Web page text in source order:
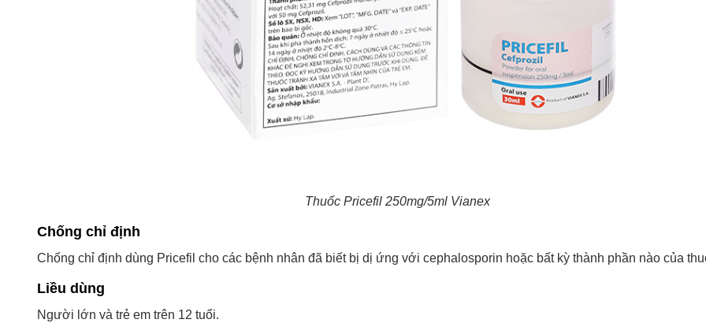
Thuốc Pricefil 250mg/5ml Vianex
Chống chỉ định
Chống chỉ định dùng Pricefil cho các bệnh nhân đã biết bị dị ứng với cephalosporin hoặc bất kỳ thành phần nào của
Liều dùng
Người lớn và trẻ em trên 12 tuổi.